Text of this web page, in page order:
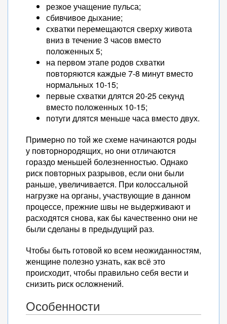
резкое учащение пульса;
сбивчивое дыхание;
схватки перемещаются сверху живота
вниз в течение 3 часов вместо
положенных 5;
на первом этапе родов схватки
повторяются каждые 7-8 минут вместо
нормальных 10-15;
первые схватки длятся 20-25 секунд
вместо положенных 10-15;
потуги длятся меньше часа вместо двух.
Примерно по той же схеме начинаются роды
у повторнородящих, но они отличаются
гораздо меньшей болезненностью. Однако
риск повторных разрывов, если они были
раньше, увеличивается. При колоссальной
нагрузке на органы, участвующие в данном
процессе, прежние швы не выдерживают и
расходятся снова, как бы качественно они не
были сделаны в предыдущий раз.
Чтобы быть готовой ко всем неожиданностям,
женщине полезно узнать, как всё это
происходит, чтобы правильно себя вести и
снизить риск осложнений.
Особенности